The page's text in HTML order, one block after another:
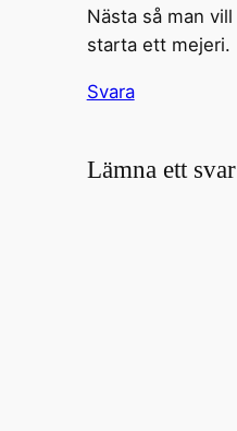
Nästa så man
starta ett mejeri.
Svara
Lämna ett svar